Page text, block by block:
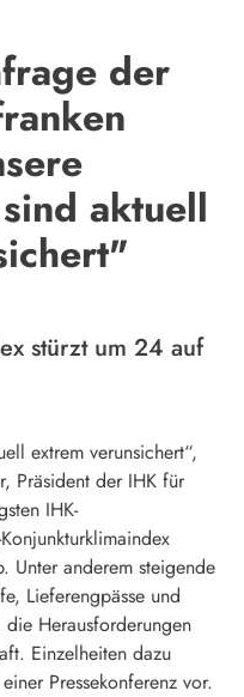
der
aktuell
stürzt um 24 auf
extrem verunsichert“,
Präsident der IHK für
IHK-
Unter anderem steigende
Lieferengpässe und
Herausforderungen
Einzelheiten dazu
Pressekonferenz vor.